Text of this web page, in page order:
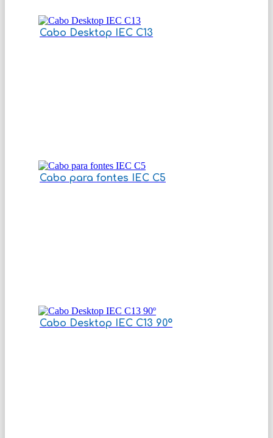
Cabo Desktop IEC C13
Cabo para fontes IEC C5
Cabo Desktop IEC C13 90º